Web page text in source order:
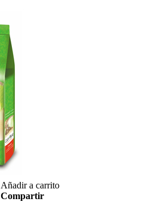
Añadir a carrito
Compartir